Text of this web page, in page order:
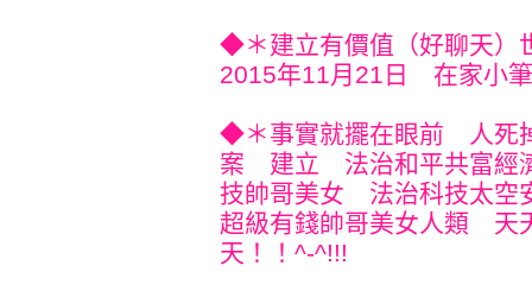
◆＊建立有價值（好聊天）
2015年11月21日 在家小
◆＊事實就擺在眼前 人死
案 建立 法治和平共富經
技帥哥美女 法治科技太
超級有錢帥哥美女人類 天
天！！^-^!!!